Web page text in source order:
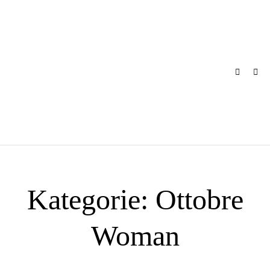
Kategorie: Ottobre
Woman